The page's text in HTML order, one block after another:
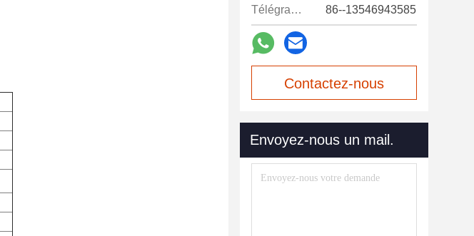
Télégramme: 86--13546943585
Contactez-nous
Envoyez-nous un mail.